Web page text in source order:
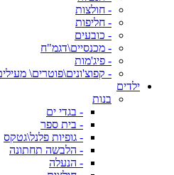
- חולצות
- חליפות
- כובעים
- מכנסיים\דגמ"ח
- פיג'מות
- קפוצ'ונים\פוטרים\
ילדים
בנות
- בגדי ים
- בית ספר
- גופיות פלנל\גטקס
- הלבשה תחתונה
- הנעלה